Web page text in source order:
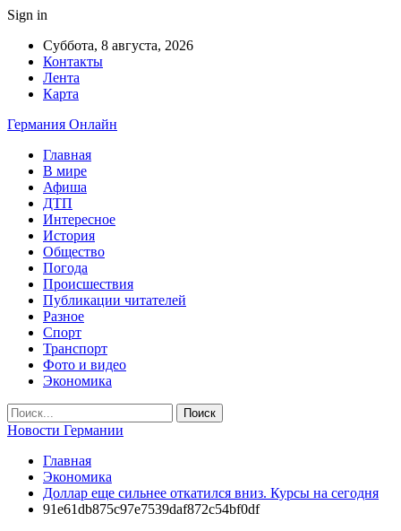
Sign in
Суббота, 8 августа, 2026
Контакты
Лента
Карта
Германия Онлайн
Главная
В мире
Афиша
ДТП
Интересное
История
Общество
Погода
Происшествия
Публикации читателей
Разное
Спорт
Транспорт
Фото и видео
Экономика
Новости Германии
Главная
Экономика
Доллар еще сильнее откатился вниз. Курсы на сегодня
91e61db875c97e7539daf872c54bf0df